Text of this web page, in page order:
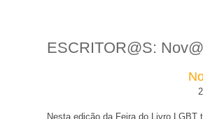
ESCRITOR@S:
Nesta edição da Feira do Livro LGBT